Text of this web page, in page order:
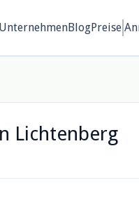
UnternehmenBlogPreise
Lichtenberg